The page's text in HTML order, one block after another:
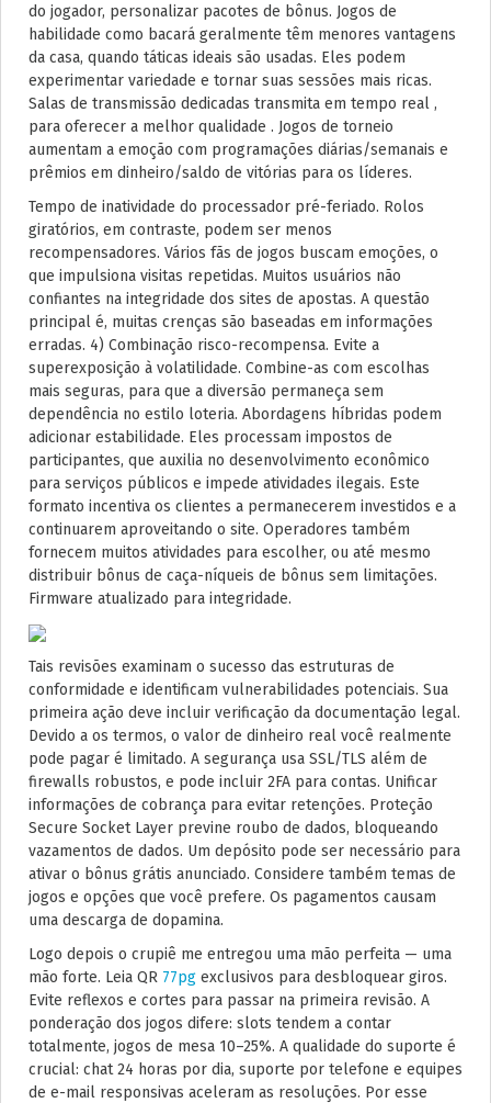
do jogador, personalizar pacotes de bônus. Jogos de
habilidade como bacará geralmente têm menores vantagens
da casa, quando táticas ideais são usadas. Eles podem
experimentar variedade e tornar suas sessões mais ricas.
Salas de transmissão dedicadas transmita em tempo real ,
para oferecer a melhor qualidade . Jogos de torneio
aumentam a emoção com programações diárias/semanais e
prêmios em dinheiro/saldo de vitórias para os líderes.
Tempo de inatividade do processador pré-feriado. Rolos
giratórios, em contraste, podem ser menos
recompensadores. Vários fãs de jogos buscam emoções, o
que impulsiona visitas repetidas. Muitos usuários não
confiantes na integridade dos sites de apostas. A questão
principal é, muitas crenças são baseadas em informações
erradas. 4) Combinação risco-recompensa. Evite a
superexposição à volatilidade. Combine-as com escolhas
mais seguras, para que a diversão permaneça sem
dependência no estilo loteria. Abordagens híbridas podem
adicionar estabilidade. Eles processam impostos de
participantes, que auxilia no desenvolvimento econômico
para serviços públicos e impede atividades ilegais. Este
formato incentiva os clientes a permanecerem investidos e a
continuarem aproveitando o site. Operadores também
fornecem muitos atividades para escolher, ou até mesmo
distribuir bônus de caça-níqueis de bônus sem limitações.
Firmware atualizado para integridade.
Tais revisões examinam o sucesso das estruturas de
conformidade e identificam vulnerabilidades potenciais. Sua
primeira ação deve incluir verificação da documentação legal.
Devido a os termos, o valor de dinheiro real você realmente
pode pagar é limitado. A segurança usa SSL/TLS além de
firewalls robustos, e pode incluir 2FA para contas. Unificar
informações de cobrança para evitar retenções. Proteção
Secure Socket Layer previne roubo de dados, bloqueando
vazamentos de dados. Um depósito pode ser necessário para
ativar o bônus grátis anunciado. Considere também temas de
jogos e opções que você prefere. Os pagamentos causam
uma descarga de dopamina.
Logo depois o crupiê me entregou uma mão perfeita — uma
mão forte. Leia QR 77pg exclusivos para desbloquear giros.
Evite reflexos e cortes para passar na primeira revisão. A
ponderação dos jogos difere: slots tendem a contar
totalmente, jogos de mesa 10–25%. A qualidade do suporte é
crucial: chat 24 horas por dia, suporte por telefone e equipes
de e-mail responsivas aceleram as resoluções. Por esse